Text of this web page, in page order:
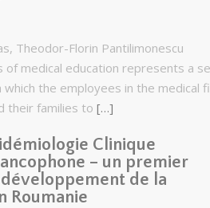
Theodor-Florin Pantilimonescu
of medical education represents a
the employees in the medical
their families to […]
Clinique
– un premier
de la
Roumanie